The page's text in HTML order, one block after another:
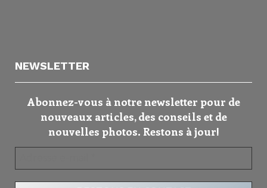
NEWSLETTER
Abonnez-vous à notre newsletter pour de
nouveaux articles, des conseils et de
nouvelles photos. Restons à jour!